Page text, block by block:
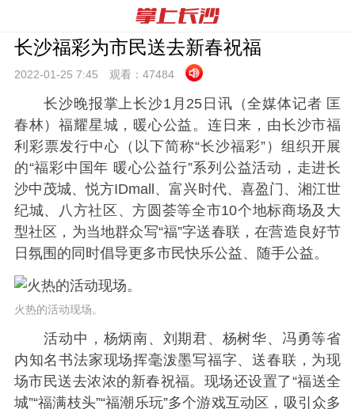
长沙福彩为市民送去新春祝福
2022-01-25 7:45 观看： 47484
长沙晚报掌上长沙1月25日讯（全媒体记者 匡
春林）福耀星城，暖心公益。连日来，由长沙市福
利彩票发行中心（以下简称“长沙福彩”）组织开展
的“福彩中国年 暖心公益行”系列公益活动，走进长
沙中茂城、悦方IDmall、富兴时代、喜盈门、湘江世
纪城、八方社区、方圆荟等全市10个地标商场及大
型社区，为当地群众写“福”字送春联，在营造良好节
日氛围的同时倡导更多市民快乐公益、随手公益。
火热的活动现场。
活动中，杨炳南、刘期君、杨树华、冯勇等省
内知名书法家现场挥毫泼墨写福字、送春联，为现
场市民送去浓浓的新春祝福。现场还设置了“福送全
城”“福满枝头”“福潮乐玩”多个游戏互动区，吸引众多